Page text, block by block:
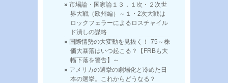
市場論・国家論１３．１次・２次世
界大戦（欧州編）～１・2次大戦は
ロックフェラーによるロスチャイル
ド潰しの謀略
国際情勢の大変動を見抜く！-75～株
価大暴落はいつ起こる？【FRBも大
幅下落を警告】～
アメリカの選挙の劇場化と冷めた日
本の選挙。これからどうなる？